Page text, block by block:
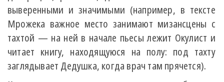
выверенными и значимыми (например, в тексте
Мрожека важное место занимают мизансцены с
тахтой — на ней в начале пьесы лежит Окулист и
читает книгу, находящуюся на полу: под тахту
заглядывает Дедушка, когда врач там прячется).